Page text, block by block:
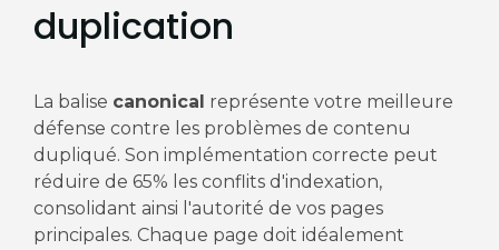
duplication
La balise canonical représente votre meilleure
défense contre les problèmes de contenu
dupliqué. Son implémentation correcte peut
réduire de 65% les conflits d'indexation,
consolidant ainsi l'autorité de vos pages
principales. Chaque page doit idéalement